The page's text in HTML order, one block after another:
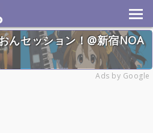
んセッション！@新宿NOA
Ads by Google